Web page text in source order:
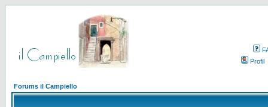
Profil
Forums il Campiello